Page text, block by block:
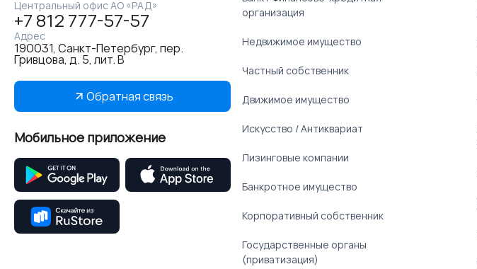
Центральный офис АО «РАД»
+7 812 777-57-57
Адрес
190031, Санкт-Петербург, пер.
Гривцова, д. 5, лит. В
Обратная связь
Мобильное приложение
организация
Недвижимое имущество
Частный собственник
Движимое имущество
Искусство / Антиквариат
Лизинговые компании
Банкротное имущество
Корпоративный собственник
Государственные органы
(приватизация)